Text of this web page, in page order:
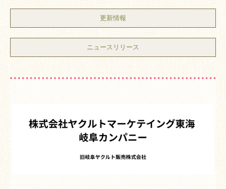
更新情報
ニュースリリース